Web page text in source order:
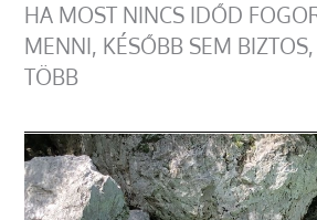
HA MOST NINCS IDŐD
MENNI, KÉSŐBB SEM
TÖBB